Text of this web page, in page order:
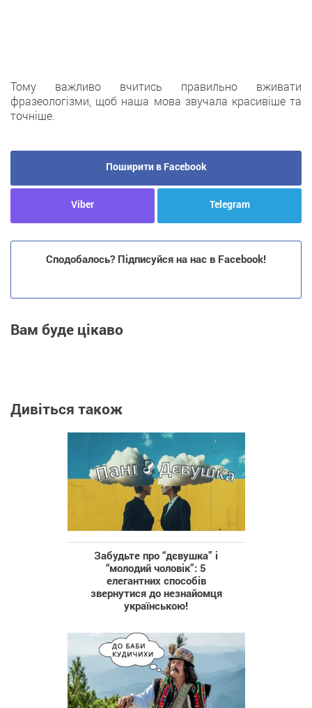
Тому важливо вчитись правильно вживати
фразеологізми, щоб наша мова звучала красивіше та
точніше.
Поширити в Facebook
Viber Telegram
Сподобалось? Підписуйся на нас в Facebook!
Вам буде цікаво
Дивіться також
Забудьте про “дєвушка” і
“молодий чоловік”: 5
елегантних способів
звернутися до незнайомця
українською!